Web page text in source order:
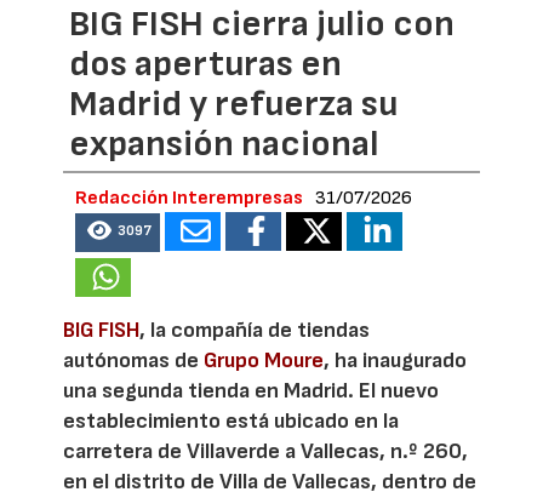
BIG FISH cierra julio con
dos aperturas en
Madrid y refuerza su
expansión nacional
Redacción Interempresas 31/07/2026
3097
BIG FISH, la compañía de tiendas
autónomas de Grupo Moure, ha inaugurado
una segunda tienda en Madrid. El nuevo
establecimiento está ubicado en la
carretera de Villaverde a Vallecas, n.º 260,
en el distrito de Villa de Vallecas, dentro de